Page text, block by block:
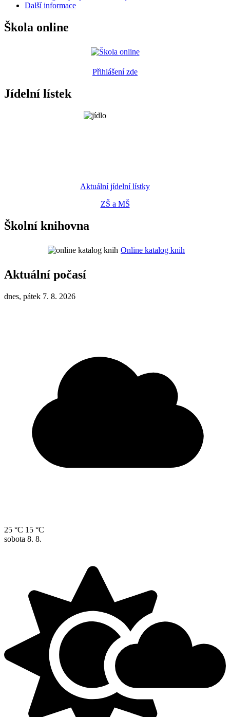
Další informace
Škola online
Přihlášení zde
Jídelní lístek
Aktuální jídelní lístky
ZŠ a MŠ
Školní knihovna
Online katalog knih
Aktuální počasí
dnes, pátek 7. 8. 2026
25 °C 15 °C
sobota 8. 8.